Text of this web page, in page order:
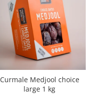
Curmale Medjool choice
large 1 kg